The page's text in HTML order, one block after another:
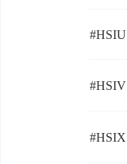
#HSIU
#HSIV
#HSIX